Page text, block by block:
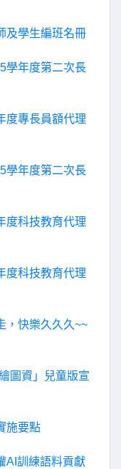
及學生編班名冊
學年度第二次長
度專長員額代理
學年度第二次長
度科技教育代理
度科技教育代理
，快樂久久久~~
圖資」兒童版宣
施要點
AI訓練語料貢獻